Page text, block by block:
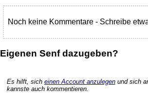
Noch keine Kommentare - Schreibe
Eigenen Senf dazugeben?
Es hilft, sich einen Account anzulegenund sich
kannste auch kommentieren.